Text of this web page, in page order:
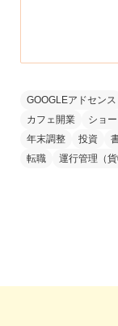
GOOGLEアドセンス
カフェ開業
ショ
年末調整
投資
転職
運行管理（貨